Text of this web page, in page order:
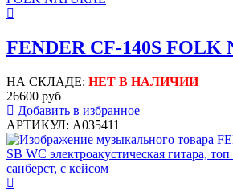
FENDER CF-140S FOLK
НА СКЛАДЕ: НЕТ В НАЛИЧИИ
26600 руб
Добавить в избранное
АРТИКУЛ: A035411